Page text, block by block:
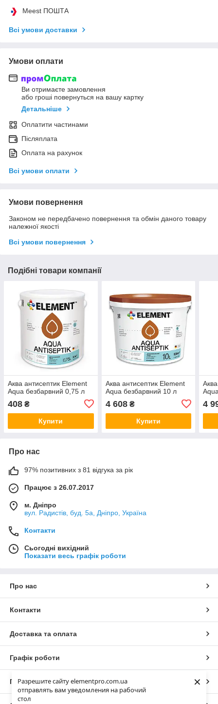
Разрешите сайту elementpro.com.ua
отправлять вам уведомления на рабочий
стол
×
Meest ПОШТА
Всі умови доставки
Умови оплати
Ви отримаєте замовлення
або гроші повернуться на вашу картку
Детальніше
Оплатити частинами
Післяплата
Оплата на рахунок
Всі умови оплати
Умови повернення
Законом не передбачено повернення та обмін даного товару
належної якості
Всі умови повернення
Подібні товари компанії
Аква антисептик Element
Aqua безбарвний 0,75 л
408 ₴
Купити
Аква антисептик Element
Aqua безбарвний 10 л
4 608₴
Купити
4
Про нас
97% позитивних з 81 відгука за рік
Працює з 26.07.2017
м. Дніпро
вул. Радистів, буд. 5а, Дніпро, Україна
Контакти
Сьогодні вихідний
Показати весь графік роботи
Про нас
Контакти
Доставка та оплата
Графік роботи
Повна версія сайту